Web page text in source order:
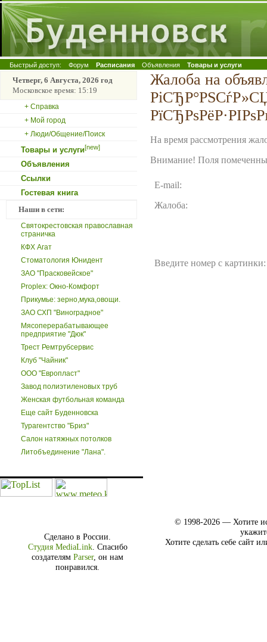
Быстрый доступ: Форум Расписания Объявления Товары и услуги
Четверг, 6 Августа, 2026 год
Московское время: 15:19
+ Справка
+ Мой город
+ Люди/Общение/Поиск
Товары и услуги[new]
Объявления
Ссылки
Гостевая книга
Наши в сети:
Святокрестовская православная
страничка
КФХ Агат
Стоматология Юнидент
ЗАО "Прасковейское"
Proplex: Окно-Комфорт
Прикумье: зерно,мука,овощи.
ЗАО СХП "Виноградное"
Мясоперерабатывающее
предприятие "Дюк"
Трест Ремтрубсервис
Клуб "Чайник"
ООО "Европласт"
Завод полиэтиленовых труб
Женская футбольная команда
Еще сайт Буденновска
Турагентство "Бриз"
Салон натяжных потолков
Литобъединение "Лана".
Жалоба на
На время рассмотрения
Внимание! Поля
E-mail:
Жалоба:
Введите номер с картинки:
Сделано в России.
Студия MediaLink. Спасибо
создателям Parser, он нам
понравился.
© 1998-2026 — Хотите
Хотите сделать себе сайт